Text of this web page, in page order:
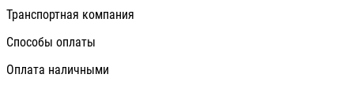
Транспортная компания
Способы оплаты
Оплата наличными